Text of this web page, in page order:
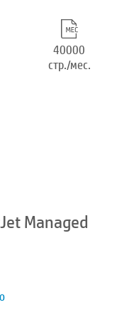
40000
стр./мес.
Managed